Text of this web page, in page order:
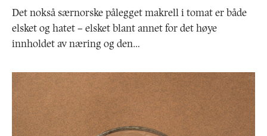
Det nokså særnorske pålegget makrell i tomat er både
elsket og hatet – elsket blant annet for det høye
innholdet av næring og den…